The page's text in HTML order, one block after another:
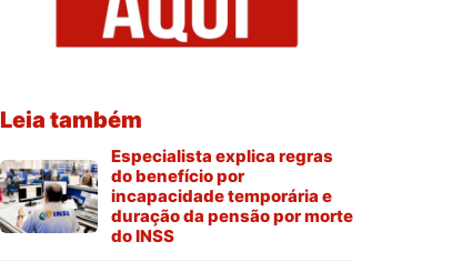
Leia também
Especialista explica regras
do benefício por
incapacidade temporária e
duração da pensão por morte
do INSS